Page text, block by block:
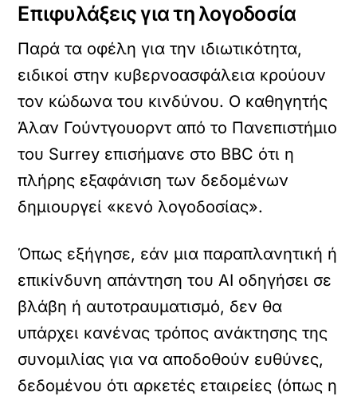
Επιφυλάξεις για τη λογοδοσία
Παρά τα οφέλη για την ιδιωτικότητα,
ειδικοί στην κυβερνοασφάλεια κρούουν
τον κώδωνα του κινδύνου. Ο καθηγητής
Άλαν Γούντγουορντ από το Πανεπιστήμιο
του Surrey επισήμανε στο BBC ότι η
πλήρης εξαφάνιση των δεδομένων
δημιουργεί «κενό λογοδοσίας».
Όπως εξήγησε, εάν μια παραπλανητική ή
επικίνδυνη απάντηση του AI οδηγήσει σε
βλάβη ή αυτοτραυματισμό, δεν θα
υπάρχει κανένας τρόπος ανάκτησης της
συνομιλίας για να αποδοθούν ευθύνες,
δεδομένου ότι αρκετές εταιρείες (όπως η